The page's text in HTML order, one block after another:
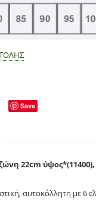
Save
22cm
αυτοκόλλητη με 6